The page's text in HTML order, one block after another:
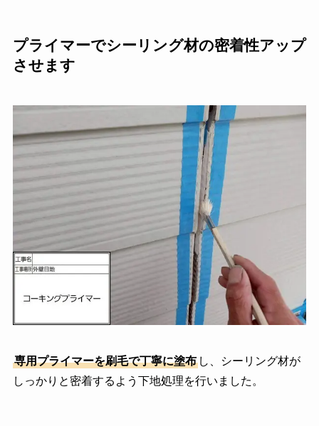
プライマーでシーリング材の密着性アップ
させます
専用プライマーを刷毛で丁寧に塗布し、シーリング材が
しっかりと密着するよう下地処理を行いました。